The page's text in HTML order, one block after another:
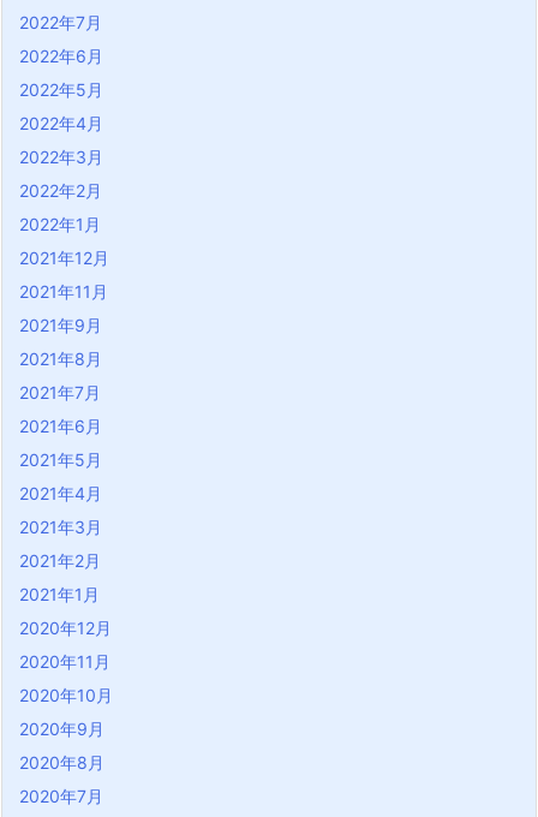
2022年7月
2022年6月
2022年5月
2022年4月
2022年3月
2022年2月
2022年1月
2021年12月
2021年11月
2021年9月
2021年8月
2021年7月
2021年6月
2021年5月
2021年4月
2021年3月
2021年2月
2021年1月
2020年12月
2020年11月
2020年10月
2020年9月
2020年8月
2020年7月